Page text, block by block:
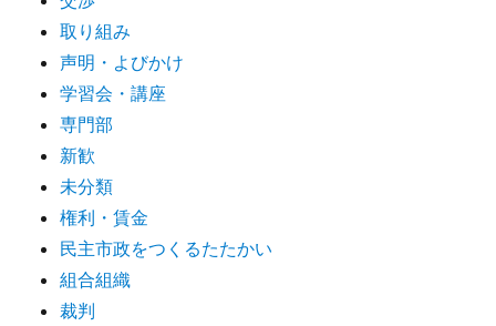
取り組み
声明・よびかけ
学習会・講座
専門部
新歓
未分類
権利・賃金
民主市政をつくるたたかい
組合組織
裁判